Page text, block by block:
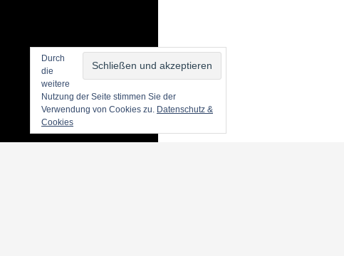
Durch
die
weitere
Nutzung der Seite stimmen Sie der
Verwendung von Cookies zu. Datenschutz &
Cookies